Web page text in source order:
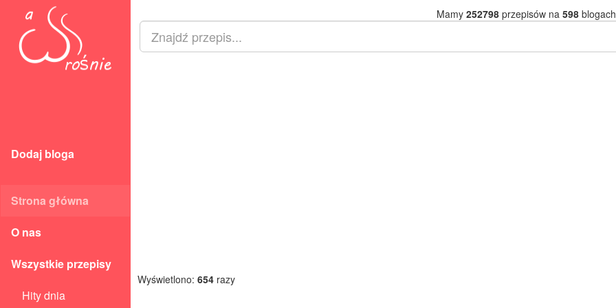
Dodaj bloga
Strona główna
O nas
Wszystkie przepisy
Hity dnia
Mamy 252798przepisów na 598
Wyświetlono: 654 razy